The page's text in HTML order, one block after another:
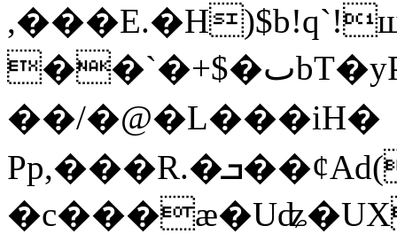
��`�+$�ٮbT�yPwh�"�G��e�+������G�@q�Tʗ�
��/�@�L���iH�
Pp,���R.�ܒ��ȼAd(�.Ip9� ]Ho�v�Z�ѐ-